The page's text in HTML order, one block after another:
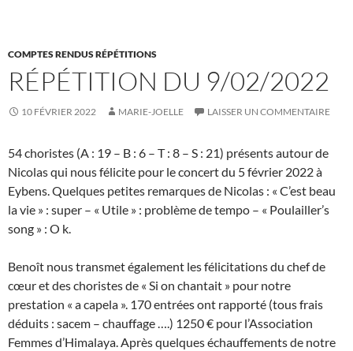
COMPTES RENDUS RÉPÉTITIONS
RÉPÉTITION DU 9/02/2022
10 FÉVRIER 2022 MARIE-JOELLE LAISSER UN COMMENTAIRE
54 choristes (A : 19 – B : 6 – T : 8 – S : 21) présents autour de
Nicolas qui nous félicite pour le concert du 5 février 2022 à
Eybens. Quelques petites remarques de Nicolas : « C’est beau
la vie » : super – « Utile » : problème de tempo – « Poulailler’s
song » : O k.
Benoît nous transmet également les félicitations du chef de
cœur et des choristes de « Si on chantait » pour notre
prestation « a capela ». 170 entrées ont rapporté (tous frais
déduits : sacem – chauffage ….) 1250 € pour l’Association
Femmes d’Himalaya. Après quelques échauffements de notre